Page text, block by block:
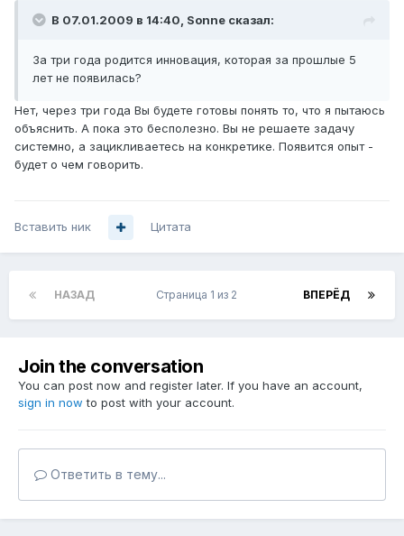
В 07.01.2009 в 14:40, Sonne сказал:
За три года родится инновация, которая за прошлые 5
лет не появилась?
Нет, через три года Вы будете готовы понять то, что я пытаюсь
объяснить. А пока это бесполезно. Вы не решаете задачу
системно, а зацикливаетесь на конкретике. Появится опыт -
будет о чем говорить.
Вставить ник Цитата
НАЗАД ВПЕРЁД
Страница 1 из 2
Join the conversation
You can post now and register later. If you have an account,
sign in now to post with your account.
Ответить в тему...